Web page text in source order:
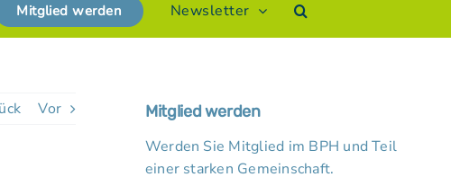
Mitglied werden Newsletter
Vor
Mitglied werden
Werden Sie Mitglied im BPH und Teil
einer starken Gemeinschaft.